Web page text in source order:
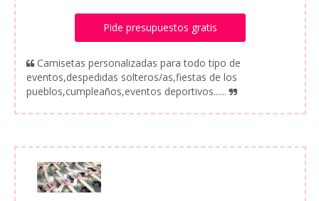
Pide presupuestos gratis
Camisetas personalizadas para todo tipo de
eventos,despedidas solteros/as,fiestas de los
pueblos,cumpleaños,eventos deportivos......